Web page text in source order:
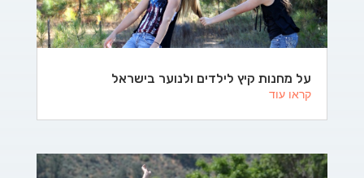
על מחנות קיץ לילדים ולנוער בישראל
קראו עוד